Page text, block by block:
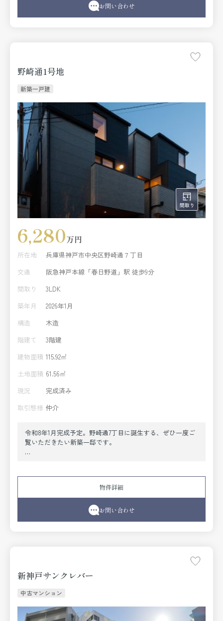
お問い合わせ
野崎通1号地
新築一戸建
6,280万円
所在地
兵庫県神戸市中央区野崎通７丁目
交通
阪急神戸本線「春日野道」駅 徒歩9分
間取り
3LDK
築年月
2026年1月
構造
木造
階建て
3階建
建物面積 115.92㎡
土地面積 61.56㎡
現況
完成済み
取引態様 仲介
令和8年1月完成予定。野崎通7丁目に誕生する、ぜひ一度ご
覧いただきたい新築一邸です。
アクセスも良好です。
高断熱・省エネ性能を備えたZEH仕様で、環境にも家計に
もやさしい住まい。快適性と経済性を兼ね備えています。
を完備。生活感を抑えた、すっきりとした美しいLDKを実
すっきりと保てます。
タッチレス水栓・ミストカワック・食器洗乾燥機・乾太く
物件詳細
お問い合わせ
新神戸サンクレバー
中古マンション